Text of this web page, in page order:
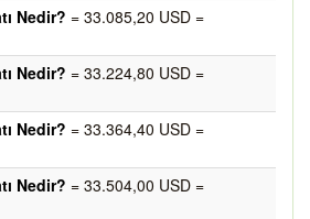
Nedir? = 33.085,20 USD =
Nedir? = 33.224,80 USD =
Nedir? = 33.364,40 USD =
Nedir? = 33.504,00 USD =